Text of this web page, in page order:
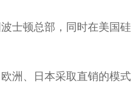
士顿总部，同时在美国
洲、日本采取直销的模